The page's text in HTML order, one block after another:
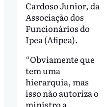
Cardoso Junior, da
Associação dos
Funcionários do
Ipea (Afipea).
“Obviamente que
tem uma
hierarquia, mas
isso não autoriza o
ministro a